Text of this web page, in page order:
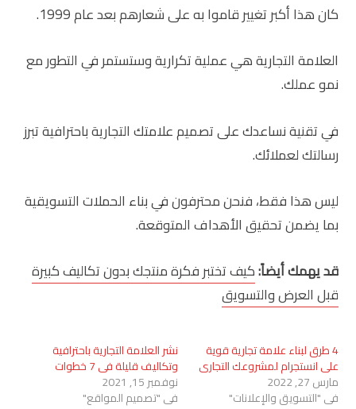
كان هذا أكبر تغيير قاموا به على شعارهم بعد عام 1999.
العلامة التجارية هي عملية تكرارية وستستمر في التطور مع
نمو عملك.
في تقنية نساعدك على تصميم علامتك التجارية باحترافية تبرز
رسالتك لعملائك.
ليس هذا فقط، فنحن محترفون في بناء الحملات التسويقية
بما يضمن تحقيق الأهداف المتوقعة.
قد يهمك أيضاً:كيف تختبر فكرة منتجك بدون تكاليف كبيرة
قبل العرض والتسويق
4 طرق لبناء علامة تجارية قوية
على انستجرام لمشروعك التجاري
مارس 27, 2022
في "التسويق والإعلانات"
نشر العلامة التجارية باحترافية
وتكاليف قليلة في 7 خطوات
نوفمبر 15, 2021
في "تصميم المواقع"